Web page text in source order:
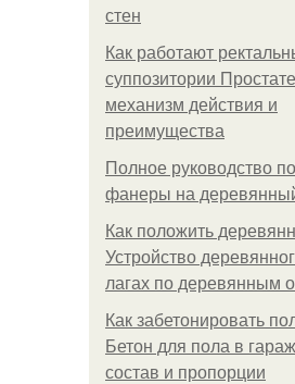
стен
Как работают
суппозитории
механизм действия и
преимущества
Полное руководство
фанеры на
Как положить
Устройство
лагах по деревянным
Как забетонировать
Бетон для пола в
состав и пропорции